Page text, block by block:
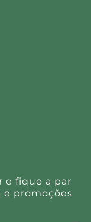
e fique a par
e promoções